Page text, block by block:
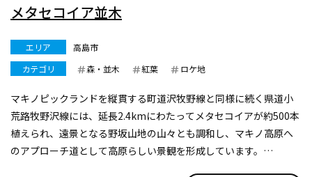
メタセコイア並木
エリア
高島市
カテゴリ
森・並木 紅葉 ロケ地
マキノピックランドを縦貫する町道沢牧野線と同様に続く県道小
荒路牧野沢線には、延長2.4kmにわたってメタセコイアが約500本
植えられ、遠景となる野坂山地の山々とも調和し、マキノ高原へ
のアプローチ道として高原らしい景観を形成しています。